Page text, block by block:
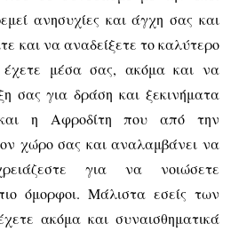
ανησυχίες και άγχη σας και
και να αναδείξετε το καλύτερο
μέσα σας, ακόμα και να
σας για δράση και ξεκινήματα
η Αφροδίτη που από την
χώρο σας και αναλαμβάνει να
για να νοιώσετε
όμορφοι. Μάλιστα εσείς των
ακόμα και συναισθηματικά